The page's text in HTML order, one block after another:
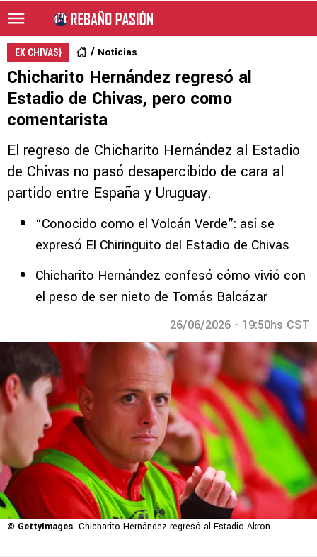
EX CHIVAS} Noticias
Chicharito Hernández regresó al
Estadio de Chivas, pero como
comentarista
El regreso de Chicharito Hernández al Estadio
de Chivas no pasó desapercibido de cara al
partido entre España y Uruguay.
“Conocido como el Volcán Verde”: así se
expresó El Chiringuito del Estadio de Chivas
Chicharito Hernández confesó cómo vivió con
el peso de ser nieto de Tomás Balcázar
26/06/2026 - 19:50hs CST
© GettyImages Chicharito Hernández regresó al Estadio Akron